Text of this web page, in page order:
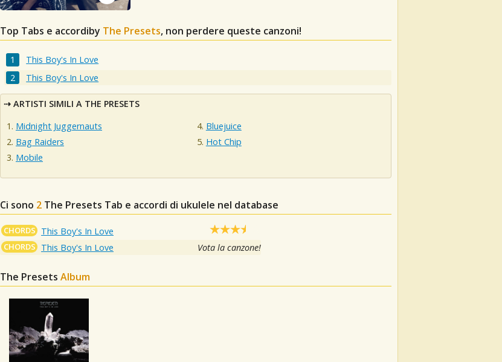
Top Tabs e accordiby The Presets, non perdere queste canzoni!
This Boy's In Love
This Boy's In Love
ARTISTI SIMILI A THE PRESETS
Midnight Juggernauts
Bag Raiders
Mobile
Bluejuice
Hot Chip
Ci sono 2 The Presets Tab e accordi di ukulele nel database
CHORDS This Boy's In Love
CHORDS This Boy's In Love Vota la canzone!
The Presets Album